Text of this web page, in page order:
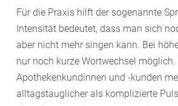
Für die Praxis hilft der sogenannte
Intensität bedeutet, dass man sich
aber nicht mehr singen kann. Bei
nur noch kurze Wortwechsel
Apothekenkundinnen und -kunden
alltagstauglicher als komplizierte